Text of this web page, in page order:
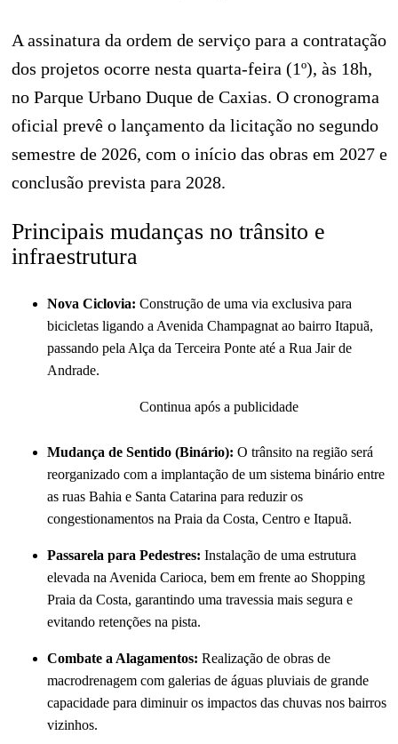
A assinatura da ordem de serviço para a contratação
dos projetos ocorre nesta quarta-feira (1º), às 18h,
no Parque Urbano Duque de Caxias. O cronograma
oficial prevê o lançamento da licitação no segundo
semestre de 2026, com o início das obras em 2027 e
conclusão prevista para 2028.
Principais mudanças no trânsito e
infraestrutura
Nova Ciclovia: Construção de uma via exclusiva para
bicicletas ligando a Avenida Champagnat ao bairro Itapuã,
passando pela Alça da Terceira Ponte até a Rua Jair de
Andrade.
Continua após a publicidade
Mudança de Sentido (Binário): O trânsito na região será
reorganizado com a implantação de um sistema binário entre
as ruas Bahia e Santa Catarina para reduzir os
congestionamentos na Praia da Costa, Centro e Itapuã.
Passarela para Pedestres: Instalação de uma estrutura
elevada na Avenida Carioca, bem em frente ao Shopping
Praia da Costa, garantindo uma travessia mais segura e
evitando retenções na pista.
Combate a Alagamentos: Realização de obras de
macrodrenagem com galerias de águas pluviais de grande
capacidade para diminuir os impactos das chuvas nos bairros
vizinhos.